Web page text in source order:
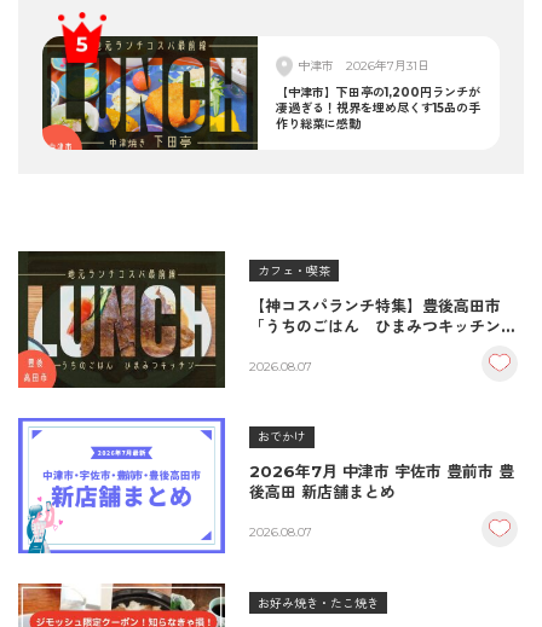
中津市
2026年7月31日
【中津市】下田亭の1,200円ランチが
凄過ぎる！視界を埋め尽くす15品の手
作り総菜に感動
カフェ・喫茶
【神コスパランチ特集】豊後高田市
「うちのごはん ひまみつキッチン」
＆生姜焼き！
2026.08.07
おでかけ
2026年7月 中津市 宇佐市 豊前市 豊
後高田 新店舗まとめ
2026.08.07
お好み焼き・たこ焼き